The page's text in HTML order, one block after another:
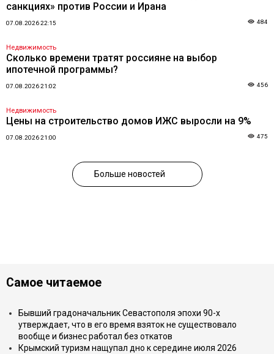
санкциях» против России и Ирана
07.08.2026 22:15 484
Недвижимость
Сколько времени тратят россияне на выбор
ипотечной программы?
07.08.2026 21:02 456
Недвижимость
Цены на строительство домов ИЖС выросли на 9%
07.08.2026 21:00 475
Больше новостей
Самое читаемое
Бывший градоначальник Севастополя эпохи 90-х
утверждает, что в его время взяток не существовало
вообще и бизнес работал без откатов
Крымский туризм нащупал дно к середине июля 2026